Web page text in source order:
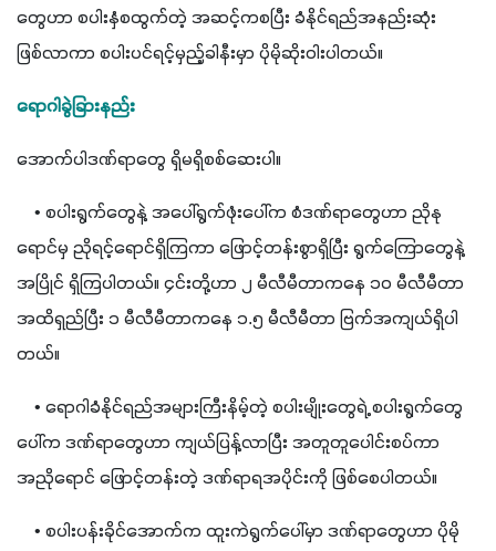
တွေဟာ စပါးနှံစထွက်တဲ့ အဆင့်ကစပြီး ခံနိုင်ရည်အနည်းဆုံး
ဖြစ်လာကာ စပါးပင်ရင့်မှည့်ခါနီးမှာ ပိုမိုဆိုးဝါးပါတယ်။
ရောဂါခွဲခြားနည်း
အောက်ပါဒဏ်ရာတွေ ရှိမရှိစစ်ဆေးပါ။
• စပါးရွက်တွေနဲ့ အပေါ်ရွက်ဖုံးပေါ်က စံဒဏ်ရာတွေဟာ ညိုနု
ရောင်မှ ညိုရင့်ရောင်ရှိကြကာ ဖြောင့်တန်းစွာရှိပြီး ရွက်ကြောတွေနဲ့
အပြိုင် ရှိကြပါတယ်။ ၄င်းတို့ဟာ ၂ မီလီမီတာကနေ ၁၀ မီလီမီတာ
အထိရှည်ပြီး ၁ မီလီမီတာကနေ ၁.၅ မီလီမီတာ ဗြက်အကျယ်ရှိပါ
တယ်။
• ရောဂါခံနိုင်ရည်အများကြီးနိမ့်တဲ့ စပါးမျိုးတွေရဲ့ စပါးရွက်တွေ
ပေါ်က ဒဏ်ရာတွေဟာ ကျယ်ပြန့်လာပြီး အတူတူပေါင်းစပ်ကာ
အညိုရောင် ဖြောင့်တန်းတဲ့ ဒဏ်ရာရအပိုင်းကို ဖြစ်စေပါတယ်။
• စပါးပန်းခိုင်အောက်က ထူးကဲရွက်ပေါ်မှာ ဒဏ်ရာတွေဟာ ပိုမို